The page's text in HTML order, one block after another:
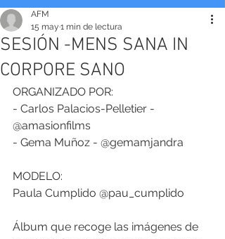
SESIÓN -MENS SANA IN
CORPORE SANO
AFM
15 may 1 min de lectura
ORGANIZADO POR:
- Carlos Palacios-Pelletier -
@amasionfilms
- Gema Muñoz - @gemamjandra
MODELO:
Paula Cumplido @pau_cumplido
Álbum que recoge las imágenes de